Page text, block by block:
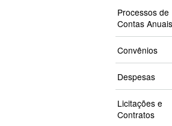
Processos de
Contas Anuais
Convênios
Despesas
Licitações e
Contratos